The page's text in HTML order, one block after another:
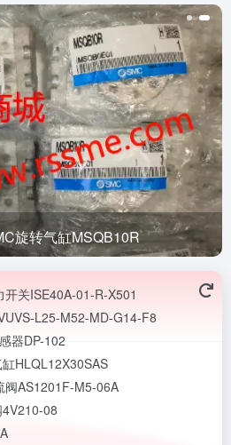
旋转气缸MSQB10R
关ISE40A-01-R-X501
L25-M52-MD-G14-F8
器DP-102
HLQL12X30SAS
阀AS1201F-M5-06A
08